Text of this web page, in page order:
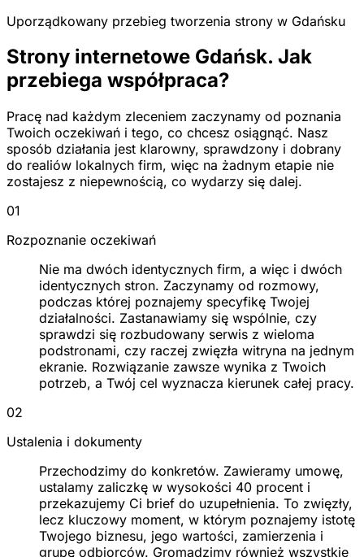
Uporządkowany przebieg tworzenia strony w Gdańsku
Strony internetowe Gdańsk. Jak
przebiega współpraca?
Pracę nad każdym zleceniem zaczynamy od poznania
Twoich oczekiwań i tego, co chcesz osiągnąć. Nasz
sposób działania jest klarowny, sprawdzony i dobrany
do realiów lokalnych firm, więc na żadnym etapie nie
zostajesz z niepewnością, co wydarzy się dalej.
01
Rozpoznanie oczekiwań
Nie ma dwóch identycznych firm, a więc i dwóch
identycznych stron. Zaczynamy od rozmowy,
podczas której poznajemy specyfikę Twojej
działalności. Zastanawiamy się wspólnie, czy
sprawdzi się rozbudowany serwis z wieloma
podstronami, czy raczej zwięzła witryna na jednym
ekranie. Rozwiązanie zawsze wynika z Twoich
potrzeb, a Twój cel wyznacza kierunek całej pracy.
02
Ustalenia i dokumenty
Przechodzimy do konkretów. Zawieramy umowę,
ustalamy zaliczkę w wysokości 40 procent i
przekazujemy Ci brief do uzupełnienia. To zwięzły,
lecz kluczowy moment, w którym poznajemy istotę
Twojego biznesu, jego wartości, zamierzenia i
grupę odbiorców. Gromadzimy również wszystkie